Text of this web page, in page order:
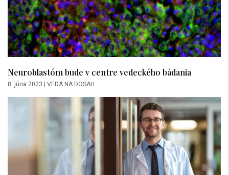
Neuroblastóm bude v centre vedeckého bádania
8. júna 2023 VEDA NA DOSAH